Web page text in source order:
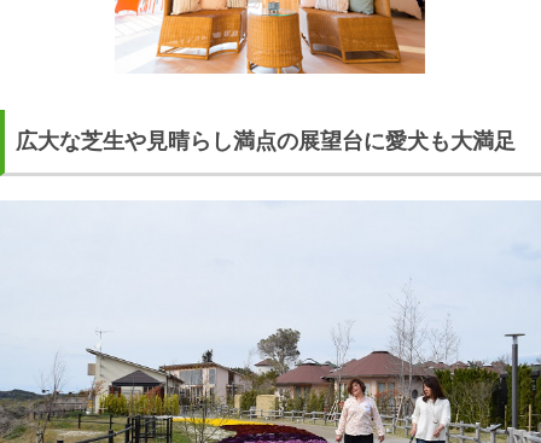
広大な芝生や見晴らし満点の展望台に愛犬も大満足